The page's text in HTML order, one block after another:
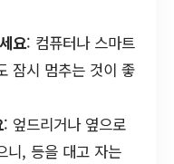
요: 컴퓨터나 스마트
잠시 멈추는 것이 좋
: 엎드리거나 옆으로
니, 등을 대고 자는